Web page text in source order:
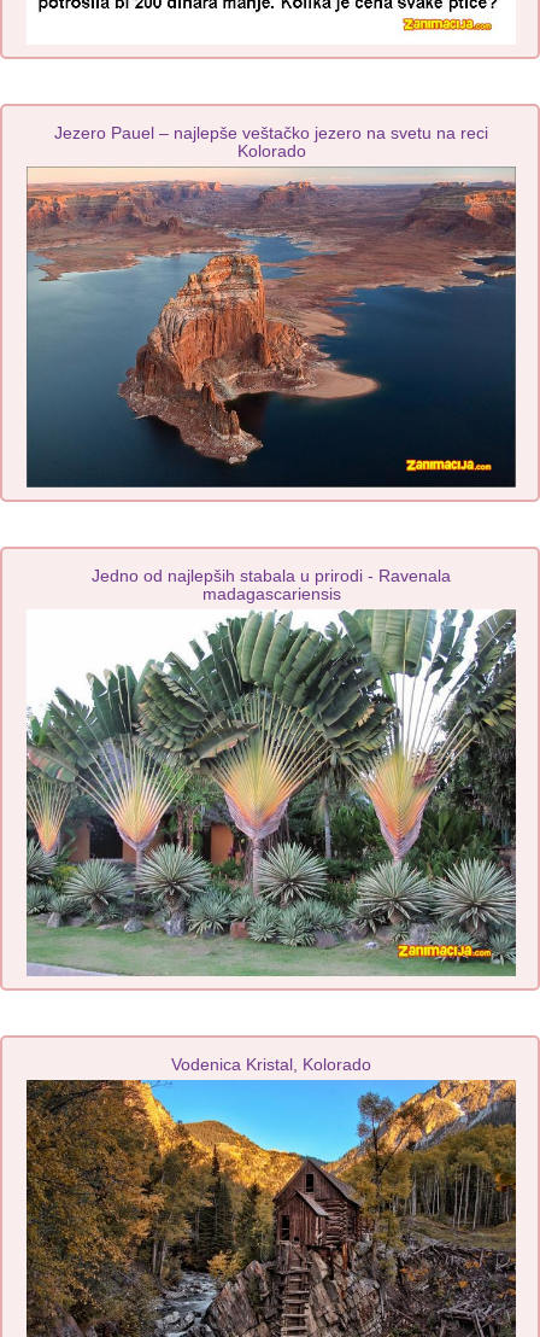
Jezero Pauel – najlepše veštačko jezero na svetu na reci
Kolorado
Jedno od najlepših stabala u prirodi - Ravenala
madagascariensis
Vodenica Kristal, Kolorado